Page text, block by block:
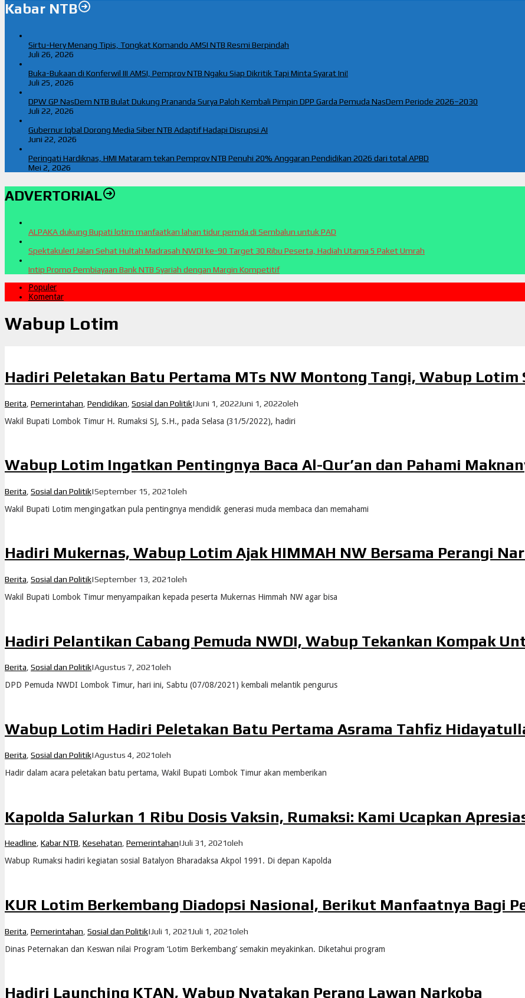
Kabar NTB
Sirtu-Hery Menang Tipis, Tongkat Komando AMSI NTB Resmi Berpindah
Juli 26, 2026
Buka-Bukaan di Konferwil III AMSI, Pemprov NTB Ngaku Siap Dikritik Tapi Minta Syarat Ini!
Juli 25, 2026
DPW GP NasDem NTB Bulat Dukung Prananda Surya Paloh Kembali Pimpin DPP Garda Pemuda NasDem Periode 2026–2030
Juli 22, 2026
Gubernur Iqbal Dorong Media Siber NTB Adaptif Hadapi Disrupsi AI
Juni 22, 2026
Peringati Hardiknas, HMI Mataram tekan Pemprov NTB Penuhi 20% Anggaran Pendidikan 2026 dari total APBD
Mei 2, 2026
ADVERTORIAL
ALPAKA dukung Bupati lotim manfaatkan lahan tidur pemda di Sembalun untuk PAD
Spektakuler! Jalan Sehat Hultah Madrasah NWDI ke-90 Target 30 Ribu Peserta, Hadiah Utama 5 Paket Umrah
Intip Promo Pembiayaan Bank NTB Syariah dengan Margin Kompetitif
Populer
Komentar
Wabup Lotim
Hadiri Peletakan Batu Pertama MTs NW Montong Tangi, Wabup Lotim
Berita Pemerintahan Pendidikan Sosial dan Politik| Juni 1, 2022Juni 1, 2022oleh
Wakil Bupati Lombok Timur H. Rumaksi SJ, S.H., pada Selasa (31/5/2022), hadiri
Wabup Lotim Ingatkan Pentingnya Baca Al-Qur’an dan Pahami
Berita Sosial dan Politik|September 15, 2021oleh
Wakil Bupati Lotim mengingatkan pula pentingnya mendidik generasi muda membaca dan memahami
Hadiri Mukernas, Wabup Lotim Ajak HIMMAH NW Bersama Perangi
Berita Sosial dan Politik|September 13, 2021oleh
Wakil Bupati Lombok Timur menyampaikan kepada peserta Mukernas Himmah NW agar bisa
Hadiri Pelantikan Cabang Pemuda NWDI, Wabup Tekankan Kompak
Berita Sosial dan Politik|Agustus 7, 2021oleh
DPD Pemuda NWDI Lombok Timur, hari ini, Sabtu (07/08/2021) kembali melantik pengurus
Wabup Lotim Hadiri Peletakan Batu Pertama Asrama Tahfiz
Berita, Sosial dan Politik|Agustus 4, 2021oleh
Hadir dalam acara peletakan batu pertama, Wakil Bupati Lombok Timur akan memberikan
Kapolda Salurkan 1 Ribu Dosis Vaksin, Rumaksi: Kami Ucapkan
Headline, Kabar NTB, Kesehatan, Pemerintahan|Juli 31, 2021oleh
Wabup Rumaksi hadiri kegiatan sosial Batalyon Bharadaksa Akpol 1991. Di depan Kapolda
KUR Lotim Berkembang Diadopsi Nasional, Berikut Manfaatnya Bagi
Berita Pemerintahan Sosial dan Politik| Juli 1, 2021 Juli 1, 2021oleh
Dinas Peternakan dan Keswan nilai Program ‘Lotim Berkembang’ semakin meyakinkan. Diketahui program
Hadiri Launching KTAN, Wabup Nyatakan Perang Lawan Narkoba